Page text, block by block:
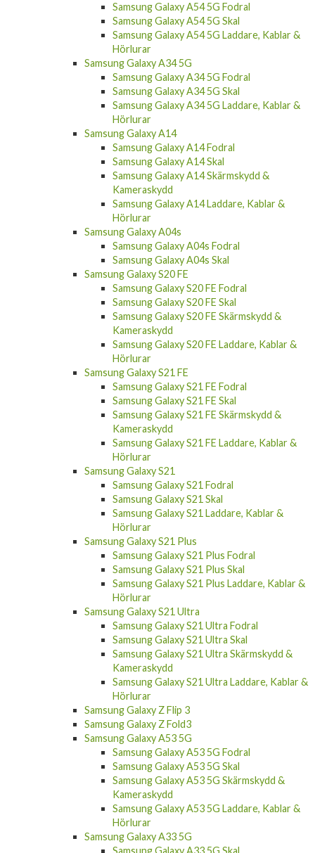
Samsung Galaxy A54 5G Skal
Samsung Galaxy A54 5G Laddare, Kablar &
Hörlurar
Samsung Galaxy A34 5G
Samsung Galaxy A34 5G Fodral
Samsung Galaxy A34 5G Skal
Samsung Galaxy A34 5G Laddare, Kablar &
Hörlurar
Samsung Galaxy A14
Samsung Galaxy A14 Fodral
Samsung Galaxy A14 Skal
Samsung Galaxy A14 Skärmskydd &
Kameraskydd
Samsung Galaxy A14 Laddare, Kablar &
Hörlurar
Samsung Galaxy A04s
Samsung Galaxy A04s Fodral
Samsung Galaxy A04s Skal
Samsung Galaxy S20 FE
Samsung Galaxy S20 FE Fodral
Samsung Galaxy S20 FE Skal
Samsung Galaxy S20 FE Skärmskydd &
Kameraskydd
Samsung Galaxy S20 FE Laddare, Kablar &
Hörlurar
Samsung Galaxy S21 FE
Samsung Galaxy S21 FE Fodral
Samsung Galaxy S21 FE Skal
Samsung Galaxy S21 FE Skärmskydd &
Kameraskydd
Samsung Galaxy S21 FE Laddare, Kablar &
Hörlurar
Samsung Galaxy S21
Samsung Galaxy S21 Fodral
Samsung Galaxy S21 Skal
Samsung Galaxy S21 Laddare, Kablar &
Hörlurar
Samsung Galaxy S21 Plus
Samsung Galaxy S21 Plus Fodral
Samsung Galaxy S21 Plus Skal
Samsung Galaxy S21 Plus Laddare, Kablar &
Hörlurar
Samsung Galaxy S21 Ultra
Samsung Galaxy S21 Ultra Fodral
Samsung Galaxy S21 Ultra Skal
Samsung Galaxy S21 Ultra Skärmskydd &
Kameraskydd
Samsung Galaxy S21 Ultra Laddare, Kablar &
Hörlurar
Samsung Galaxy Z Flip 3
Samsung Galaxy Z Fold3
Samsung Galaxy A53 5G
Samsung Galaxy A53 5G Fodral
Samsung Galaxy A53 5G Skal
Samsung Galaxy A53 5G Skärmskydd &
Kameraskydd
Samsung Galaxy A53 5G Laddare, Kablar &
Hörlurar
Samsung Galaxy A33 5G
Samsung Galaxy A33 5G Skal